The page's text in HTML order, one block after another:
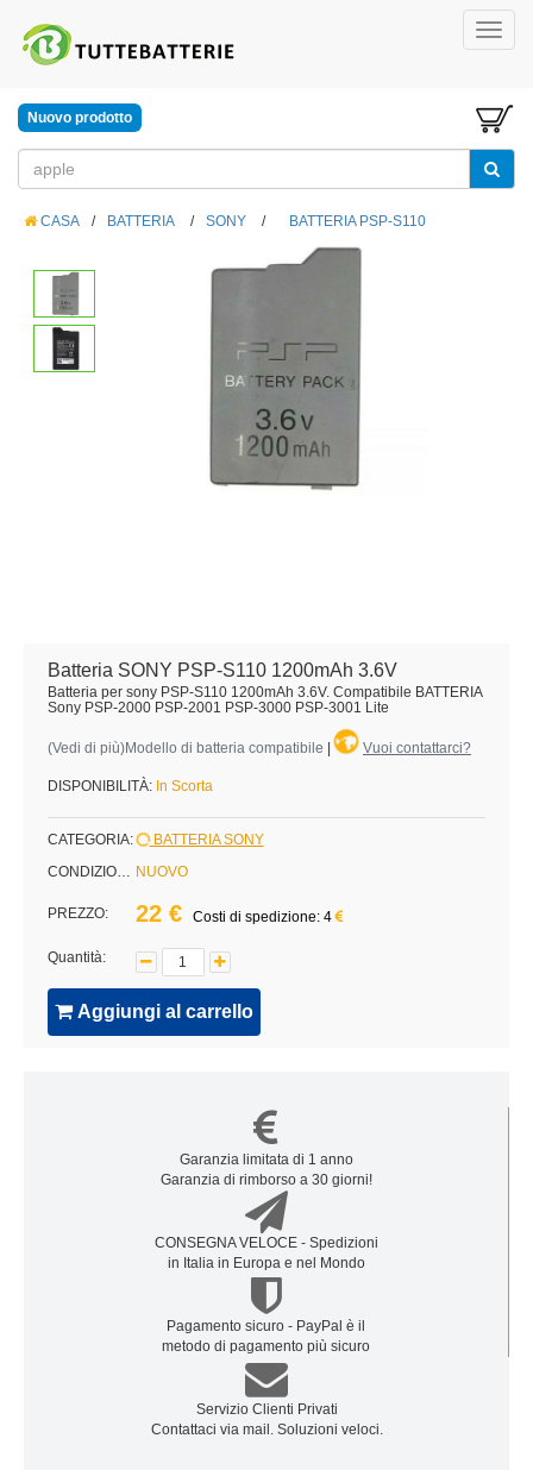
Nuovo prodotto
CASA / BATTERIA / SONY / BATTERIA PSP-S110
Batteria SONY PSP-S110 1200mAh 3.6V
Batteria per sony PSP-S110 1200mAh 3.6V. Compatibile BATTERIA
Sony PSP-2000 PSP-2001 PSP-3000 PSP-3001 Lite
(Vedi di più)Modello di batteria compatibile Vuoi contattarci?
DISPONIBILITÀ: In Scorta
CATEGORIA:
BATTERIA SONY
CONDIZIONE: NUOVO
PREZZO: 22 € Costi di spedizione: 4
Quantità:
Aggiungi al carrello
Garanzia limitata di 1 anno
Garanzia di rimborso a 30 giorni!
CONSEGNA VELOCE - Spedizioni
in Italia in Europa e nel Mondo
Pagamento sicuro - PayPal è il
metodo di pagamento più sicuro
Servizio Clienti Privati
Contattaci via mail. Soluzioni veloci.